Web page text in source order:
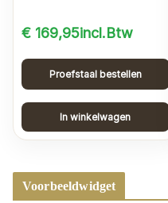
€ 169,95incl.Btw
Proefstaal bestellen
In winkelwagen
Voorbeeldwidget